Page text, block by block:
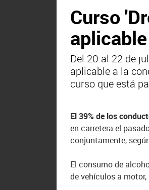
Curso
Del 20 al 22 de
aplicable a la
curso que está
El 39% de los
en carretera el
conjuntamente,
El consumo de
de vehículos a